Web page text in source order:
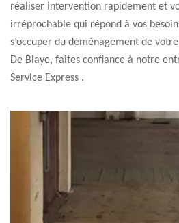
réaliser intervention rapidement et
irréprochable qui répond à vos
s’occuper du déménagement de
De Blaye, faites confiance à notre
Service Express .